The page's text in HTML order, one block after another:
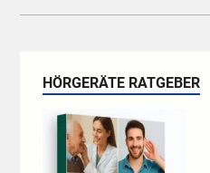
HÖRGERÄTE RATGEBER